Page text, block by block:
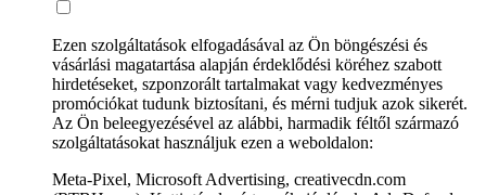
Ezen szolgáltatások elfogadásával az Ön böngészési és
vásárlási magatartása alapján érdeklődési köréhez szabott
hirdetéseket, szponzorált tartalmakat vagy kedvezményes
promóciókat tudunk biztosítani, és mérni tudjuk azok sikerét.
Az Ön beleegyezésével az alábbi, harmadik féltől származó
szolgáltatásokat használjuk ezen a weboldalon:
Meta-Pixel, Microsoft Advertising, creativecdn.com